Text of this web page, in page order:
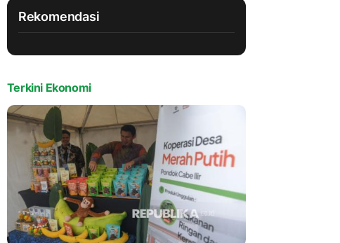
Rekomendasi
Terkini Ekonomi